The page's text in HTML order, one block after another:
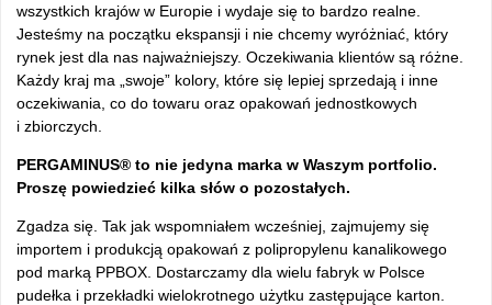
wszystkich krajów w Europie i wydaje się to bardzo realne.
Jesteśmy na początku ekspansji i nie chcemy wyróżniać, który
rynek jest dla nas najważniejszy. Oczekiwania klientów są różne.
Każdy kraj ma „swoje” kolory, które się lepiej sprzedają i inne
oczekiwania, co do towaru oraz opakowań jednostkowych
i zbiorczych.
PERGAMINUS® to nie jedyna marka w Waszym portfolio.
Proszę powiedzieć kilka słów o pozostałych.
Zgadza się. Tak jak wspomniałem wcześniej, zajmujemy się
importem i produkcją opakowań z polipropylenu kanalikowego
pod marką PPBOX. Dostarczamy dla wielu fabryk w Polsce
pudełka i przekładki wielokrotnego użytku zastępujące karton.